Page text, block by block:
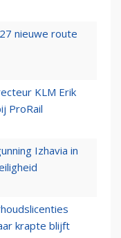
nieuwe route
KLM Erik
ProRail
Izhavia in
krapte blijft